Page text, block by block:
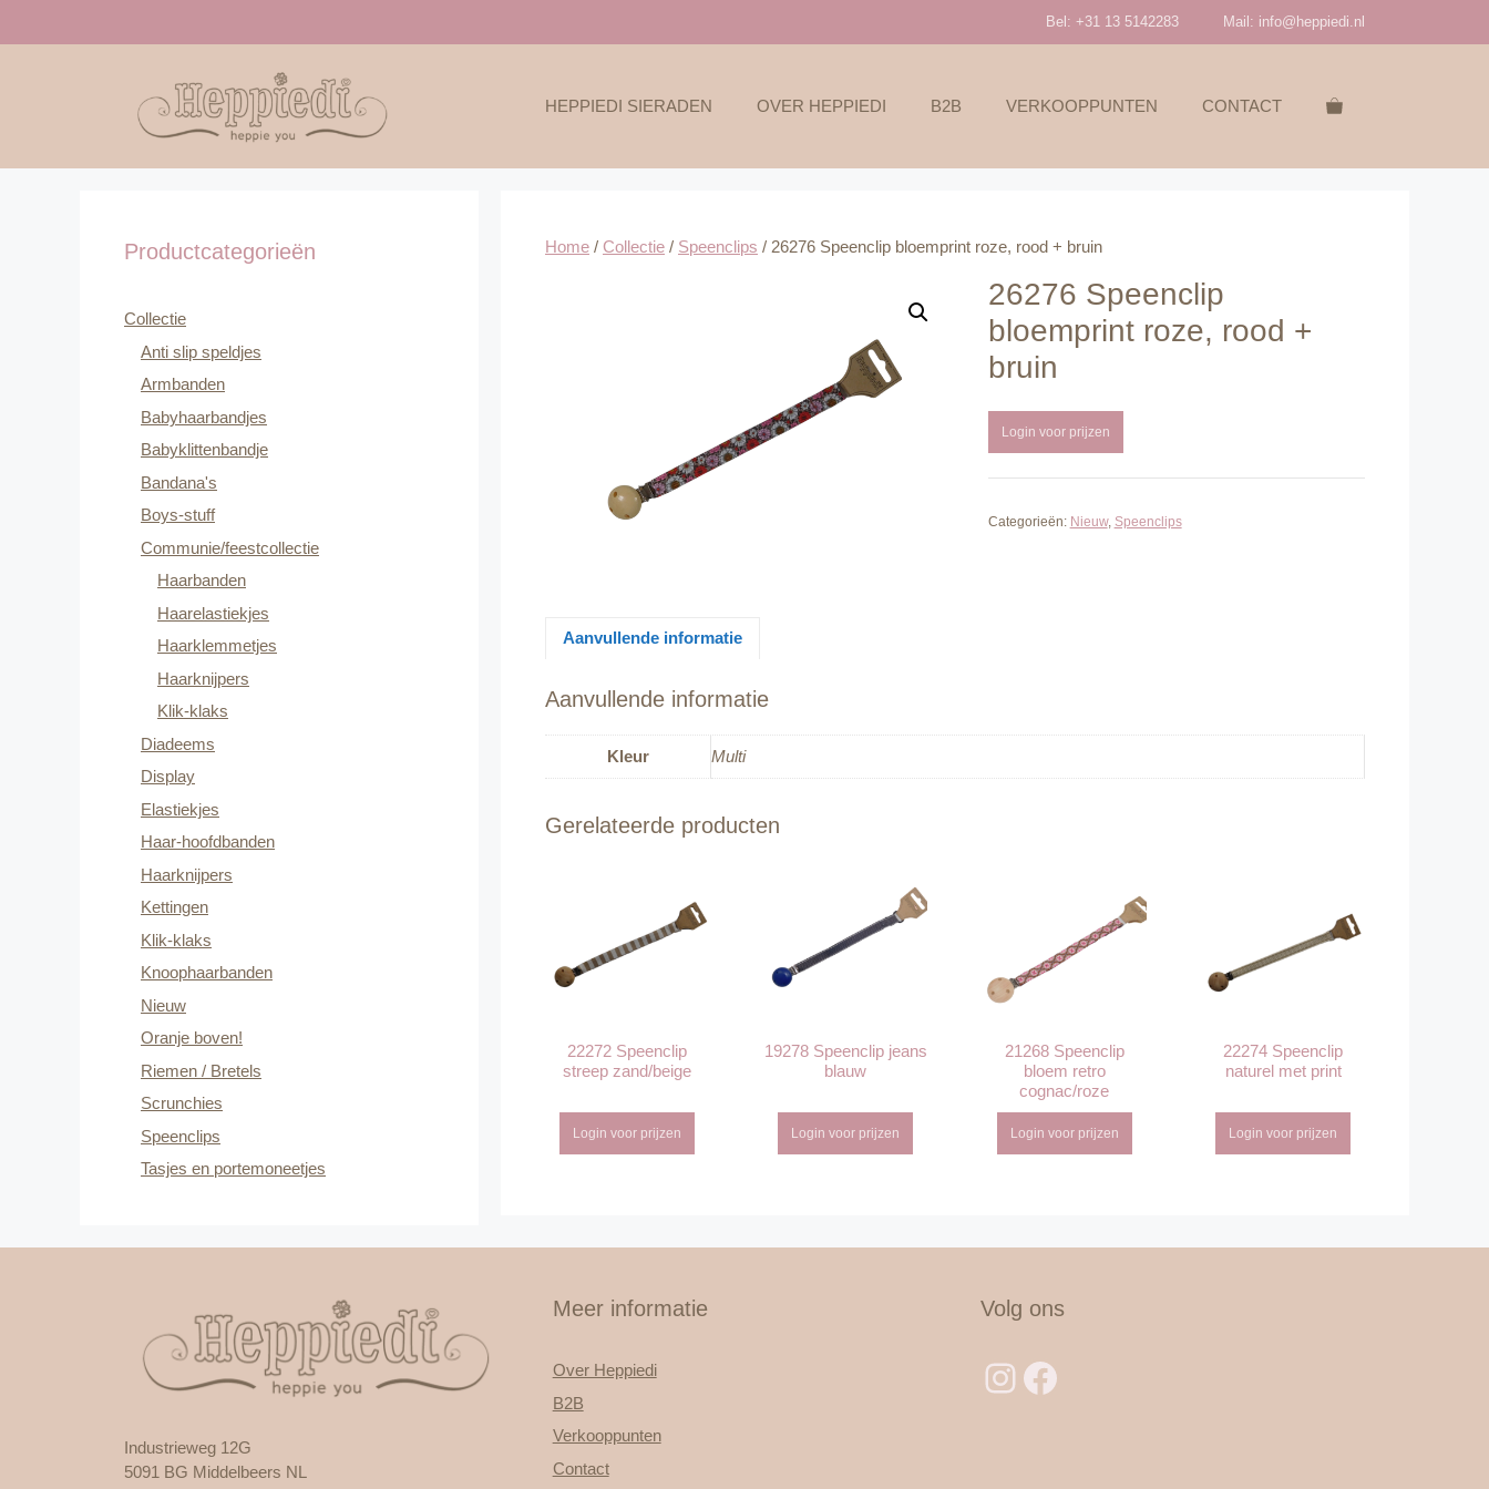
Bel: +31 13 5142283 Mail: info@heppiedi.nl
HEPPIEDI SIERADEN OVER HEPPIEDI B2B VERKOOPPUNTEN CONTACT
Home / Collectie / Speenclips / 26276 Speenclip bloemprint roze, rood + bruin
26276 Speenclip
bloemprint roze, rood +
bruin
Login voor prijzen
Categorieën: Nieuw, Speenclips
Aanvullende informatie
Aanvullende informatie
Kleur Multi
Gerelateerde producten
22272 Speenclip
streep zand/beige
Login voor prijzen
19278 Speenclip jeans
blauw
Login voor prijzen
21268 Speenclip
bloem retro
cognac/roze
Login voor prijzen
22274 Speenclip
naturel met print
Login voor prijzen
Productcategorieën
Collectie
Anti slip speldjes
Armbanden
Babyhaarbandjes
Babyklittenbandje
Bandana's
Boys-stuff
Communie/feestcollectie
Haarbanden
Haarelastiekjes
Haarklemmetjes
Haarknijpers
Klik-klaks
Diadeems
Display
Elastiekjes
Haar-hoofdbanden
Haarknijpers
Kettingen
Klik-klaks
Knoophaarbanden
Nieuw
Oranje boven!
Riemen / Bretels
Scrunchies
Speenclips
Tasjes en portemoneetjes
Industrieweg 12G
5091 BG Middelbeers NL
Meer informatie
Over Heppiedi
B2B
Verkooppunten
Contact
Volg ons
Instagram
Facebook